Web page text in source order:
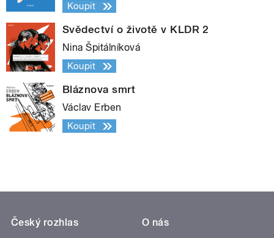
Koupit
Svědectví o životě v KLDR 2
Nina Špitálníková
Koupit
Bláznova smrt
Václav Erben
Koupit
Český rozhlas
O nás